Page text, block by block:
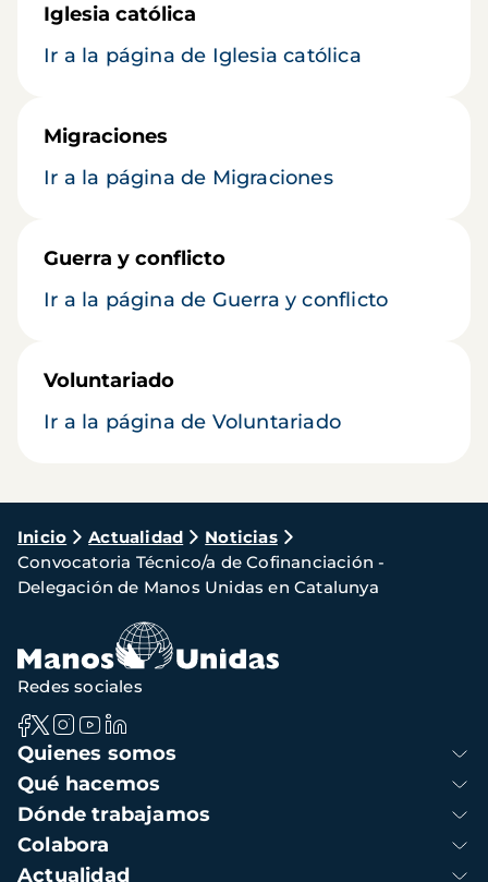
Iglesia católica
Ir a la página de Iglesia católica
Migraciones
Ir a la página de Migraciones
Guerra y conflicto
Ir a la página de Guerra y conflicto
Voluntariado
Ir a la página de Voluntariado
Ruta
de
navegación
Inicio Actualidad
Noticias
Convocatoria Técnico/a de Cofinanciación -
Delegación de Manos Unidas en Catalunya
Navegación
principal
Quienes somos
Qué hacemos
Dónde trabajamos
Colabora
Actualidad
Redes sociales